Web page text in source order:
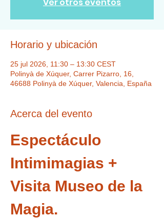
Horario y ubicación
25 jul 2026, 11:30 – 13:30 CEST
Polinyà de Xúquer, Carrer Pizarro, 16,
46688 Polinyà de Xúquer, Valencia, España
Acerca del evento
Espectáculo
Intimimagias +
Visita Museo de la
Magia.